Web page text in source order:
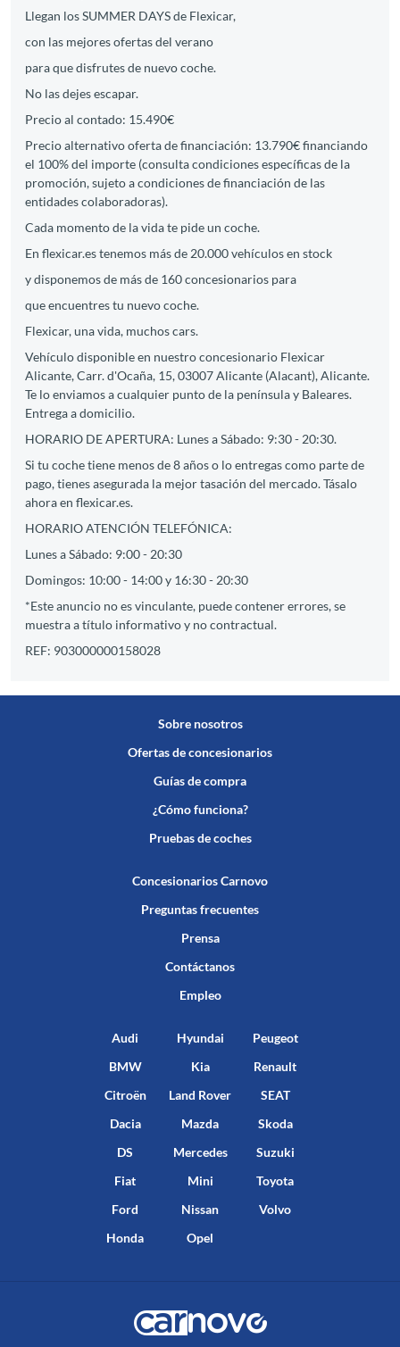
Llegan los SUMMER DAYS de Flexicar,
con las mejores ofertas del verano
para que disfrutes de nuevo coche.
No las dejes escapar.
Precio al contado: 15.490€
Precio alternativo oferta de financiación: 13.790€ financiando
el 100% del importe (consulta condiciones específicas de la
promoción, sujeto a condiciones de financiación de las
entidades colaboradoras).
Cada momento de la vida te pide un coche.
En flexicar.es tenemos más de 20.000 vehículos en stock
y disponemos de más de 160 concesionarios para
que encuentres tu nuevo coche.
Flexicar, una vida, muchos cars.
Vehículo disponible en nuestro concesionario Flexicar
Alicante, Carr. d'Ocaña, 15, 03007 Alicante (Alacant), Alicante.
Te lo enviamos a cualquier punto de la península y Baleares.
Entrega a domicilio.
HORARIO DE APERTURA: Lunes a Sábado: 9:30 - 20:30.
Si tu coche tiene menos de 8 años o lo entregas como parte de
pago, tienes asegurada la mejor tasación del mercado. Tásalo
ahora en flexicar.es.
HORARIO ATENCIÓN TELEFÓNICA:
Lunes a Sábado: 9:00 - 20:30
Domingos: 10:00 - 14:00 y 16:30 - 20:30
*Este anuncio no es vinculante, puede contener errores, se
muestra a título informativo y no contractual.
REF: 903000000158028
Sobre nosotros
Ofertas de concesionarios
Guías de compra
¿Cómo funciona?
Pruebas de coches
Concesionarios Carnovo
Preguntas frecuentes
Prensa
Contáctanos
Empleo
Audi
BMW
Citroën
Dacia
DS
Fiat
Ford
Honda
Hyundai
Kia
Land Rover
Mazda
Mercedes
Mini
Nissan
Opel
Peugeot
Renault
SEAT
Skoda
Suzuki
Toyota
Volvo